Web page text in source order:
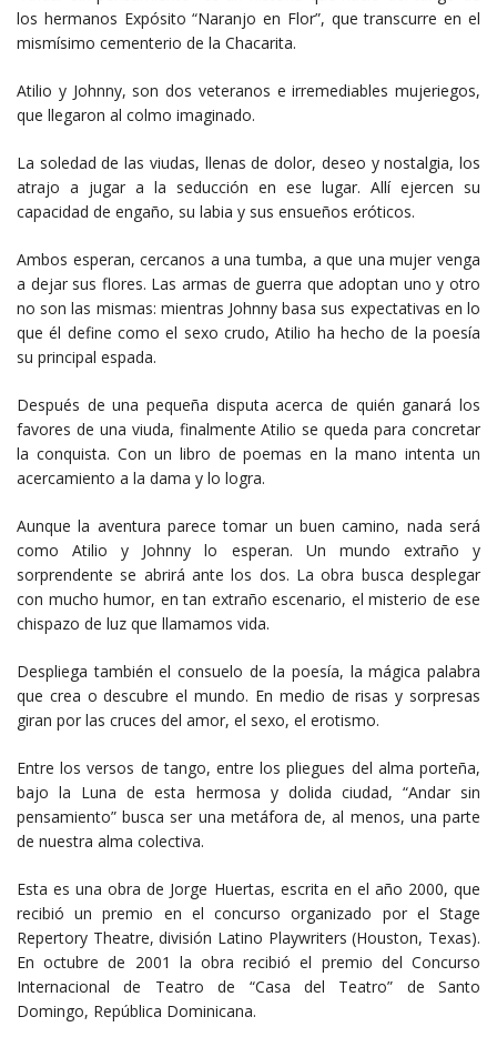
los hermanos Expósito “Naranjo en Flor”, que transcurre en el
mismísimo cementerio de la Chacarita.
Atilio y Johnny, son dos veteranos e irremediables mujeriegos,
que llegaron al colmo imaginado.
La soledad de las viudas, llenas de dolor, deseo y nostalgia, los
atrajo a jugar a la seducción en ese lugar. Allí ejercen su
capacidad de engaño, su labia y sus ensueños eróticos.
Ambos esperan, cercanos a una tumba, a que una mujer venga
a dejar sus flores. Las armas de guerra que adoptan uno y otro
no son las mismas: mientras Johnny basa sus expectativas en lo
que él define como el sexo crudo, Atilio ha hecho de la poesía
su principal espada.
Después de una pequeña disputa acerca de quién ganará los
favores de una viuda, finalmente Atilio se queda para concretar
la conquista. Con un libro de poemas en la mano intenta un
acercamiento a la dama y lo logra.
Aunque la aventura parece tomar un buen camino, nada será
como Atilio y Johnny lo esperan. Un mundo extraño y
sorprendente se abrirá ante los dos. La obra busca desplegar
con mucho humor, en tan extraño escenario, el misterio de ese
chispazo de luz que llamamos vida.
Despliega también el consuelo de la poesía, la mágica palabra
que crea o descubre el mundo. En medio de risas y sorpresas
giran por las cruces del amor, el sexo, el erotismo.
Entre los versos de tango, entre los pliegues del alma porteña,
bajo la Luna de esta hermosa y dolida ciudad, “Andar sin
pensamiento” busca ser una metáfora de, al menos, una parte
de nuestra alma colectiva.
Esta es una obra de Jorge Huertas, escrita en el año 2000, que
recibió un premio en el concurso organizado por el Stage
Repertory Theatre, división Latino Playwriters (Houston, Texas).
En octubre de 2001 la obra recibió el premio del Concurso
Internacional de Teatro de “Casa del Teatro” de Santo
Domingo, República Dominicana.